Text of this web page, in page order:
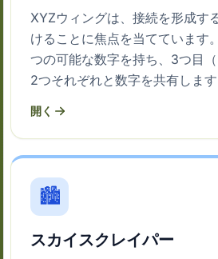
XYZウィングは、接続を形成す
けることに焦点を当てています
つの可能な数字を持ち、3つ目
2つそれぞれと数字を共有します
開く
🏙
スカイスクレイパー